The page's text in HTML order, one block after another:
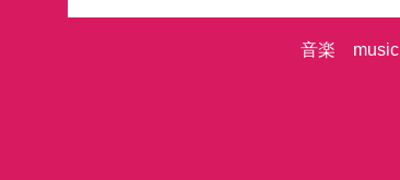
音楽 music